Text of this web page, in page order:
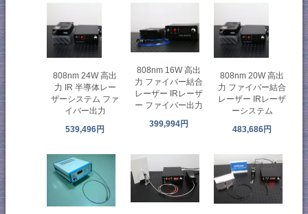
808nm 24W 高出
力 IR 半導体レー
ザーシステム ファ
イバー出力
539,496円
808nm 16W 高出
力 ファイバー結合
レーザー IRレーザ
ー ファイバー出力
399,994円
808nm 20W 高出
力 ファイバー結合
レーザー IRレーザ
ーシステム
483,686円